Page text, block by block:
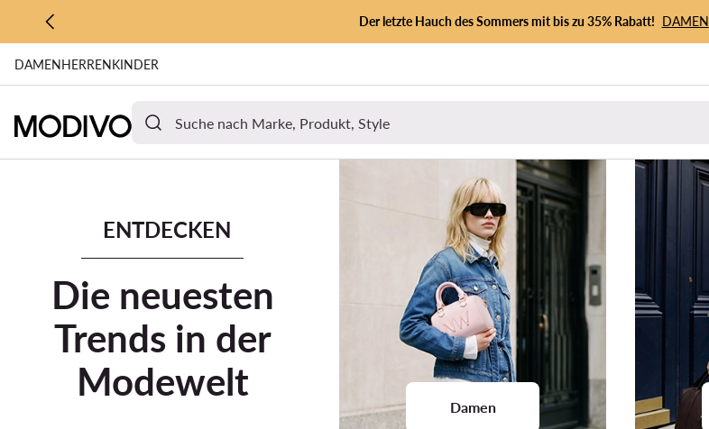
ZUM HAUPTINHALT SPRINGEN
ZUR SUCHE
Der letzte Hauch des Sommers mit bis zu 35% Rabatt! DAMEN
DAMENHERRENKINDER
ENTDECKEN
Die neuesten
Trends in der
Modewelt
Damen